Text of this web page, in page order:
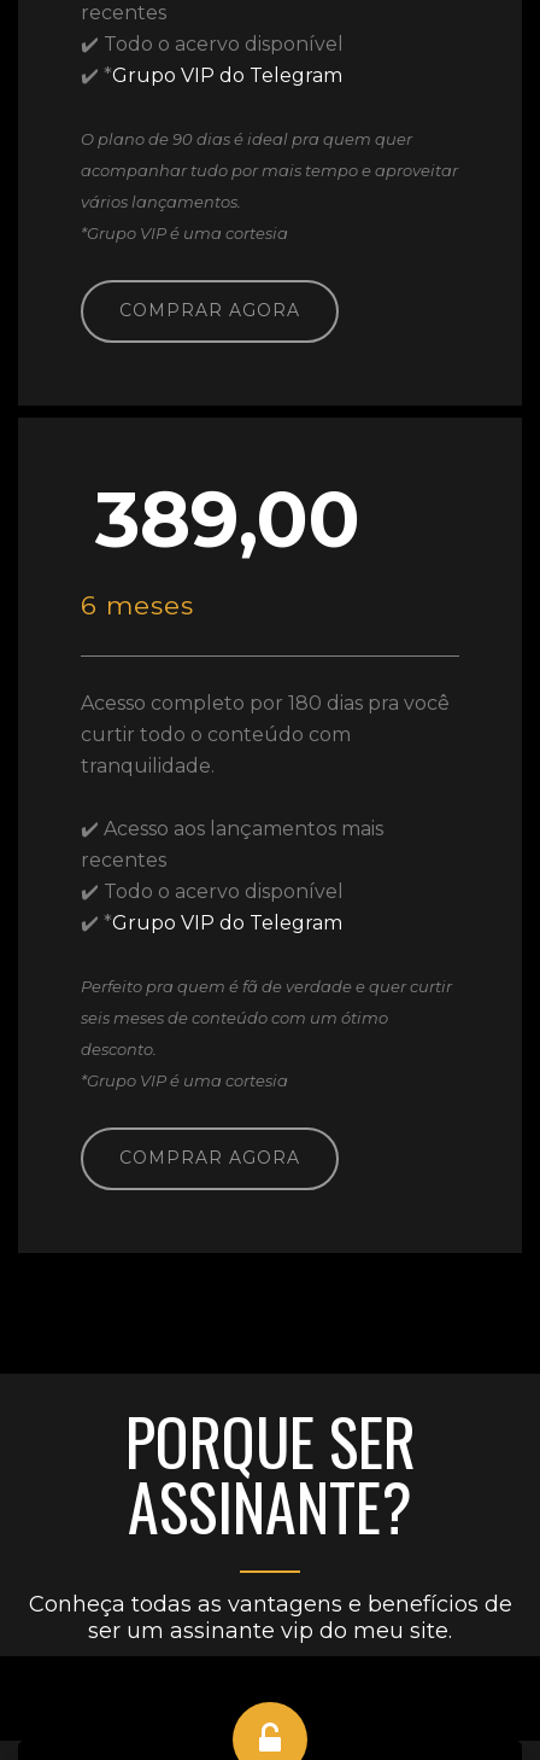
recentes
✔️ Todo o acervo disponível
✔️ *Grupo VIP do Telegram
O plano de 90 dias é ideal pra quem quer
acompanhar tudo por mais tempo e aproveitar
vários lançamentos.
*Grupo VIP é uma cortesia
COMPRAR AGORA
389,00
6 meses
Acesso completo por 180 dias pra você
curtir todo o conteúdo com
tranquilidade.
✔️ Acesso aos lançamentos mais
recentes
✔️ Todo o acervo disponível
✔️ *Grupo VIP do Telegram
Perfeito pra quem é fã de verdade e quer curtir
seis meses de conteúdo com um ótimo
desconto.
*Grupo VIP é uma cortesia
COMPRAR AGORA
PORQUE SER
ASSINANTE?
Conheça todas as vantagens e benefícios de
ser um assinante vip do meu site.